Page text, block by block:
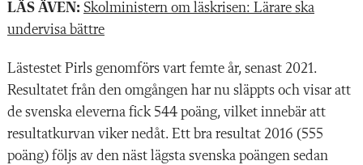
LÄS ÄVEN: Skolministern om läskrisen: Lärare ska
undervisa bättre
Lästestet Pirls genomförs vart femte år, senast 2021.
Resultatet från den omgången har nu släppts och visar att
de svenska eleverna fick 544 poäng, vilket innebär att
resultatkurvan viker nedåt. Ett bra resultat 2016 (555
poäng) följs av den näst lägsta svenska poängen sedan